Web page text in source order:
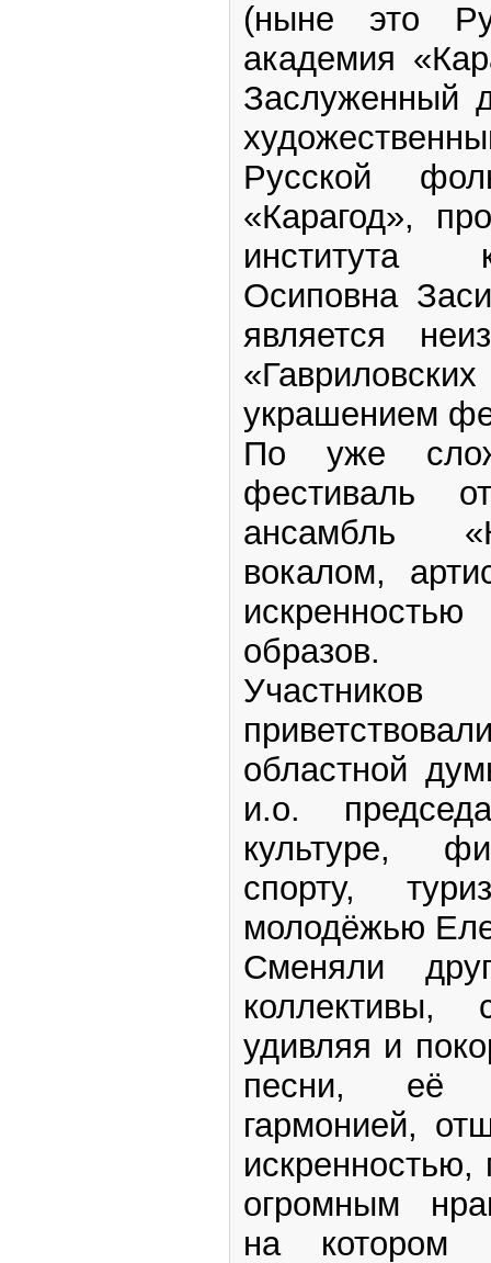
(ныне это
академия
Заслуженный
Русской
«Карагод»,
института
Осиповна
является
украшением
По уже
фестиваль
ансамбль
вокалом,
образов.
областной
и.о.
культуре,
спорту,
молодёжью
Сменяли
коллективы,
удивляя и
песни, её
гармонией,
искренностью,
огромным
на котором